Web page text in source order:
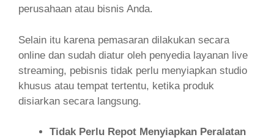
perusahaan atau bisnis Anda.
Selain itu karena pemasaran dilakukan secara
online dan sudah diatur oleh penyedia layanan live
streaming, pebisnis tidak perlu menyiapkan studio
khusus atau tempat tertentu, ketika produk
disiarkan secara langsung.
Tidak Perlu Repot Menyiapkan Peralatan